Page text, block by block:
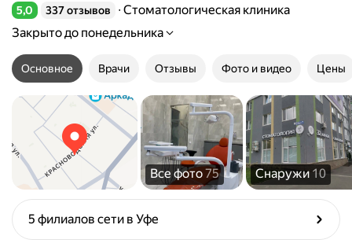
Рейтинг 5,0 из 5
5,0 337 отзывов
Стоматологическая клиника
Закрыто до понедельника
Основное Врачи Отзывы Фото и видео Цены
Все фото75 Снаружи 10
5 филиалов сети в Уфе